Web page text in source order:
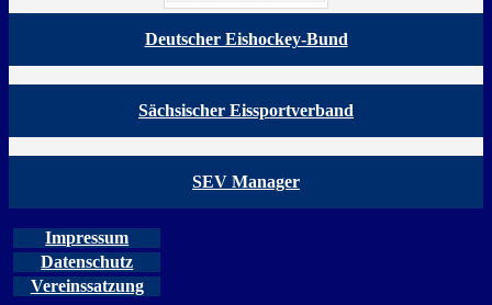
Deutscher Eishockey-Bund
Sächsischer Eissportverband
SEV Manager
Impressum
Datenschutz
Vereinssatzung